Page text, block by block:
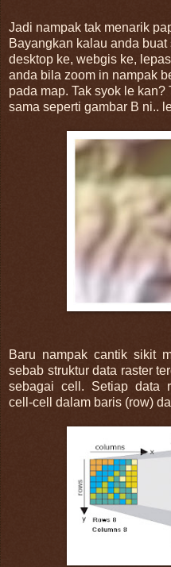
Jadi nampak tak menarik
Bayangkan kalau anda
desktop ke, webgis ke,
anda bila zoom in nampak
pada map. Tak syok le
sama seperti gambar B ni..
Baru nampak cantik sikit
sebab struktur data raster
sebagai cell. Setiap data
cell-cell dalam baris (row)